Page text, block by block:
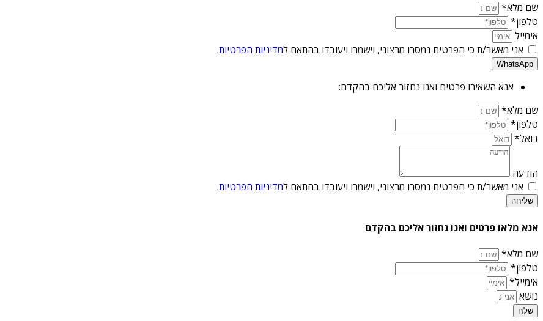
שם מלא*
טלפון*
אימייל
אני מאשר/ת כי הפרטים נמסרו מרצוני, וישמרו ויעובדו בהתאם למדיניות הפרטיות.
WhatsApp
אנא השאירו פרטים ואנו נחזור אליכם בהקדם:
שם מלא*
טלפון*
דואל*
הודעה
אני מאשר/ת כי הפרטים נמסרו מרצוני, וישמרו ויעובדו בהתאם למדיניות הפרטיות.
שליחה
אנא מלאו פרטים ואנו נחזור אליכם בהקדם
שם מלא*
טלפון*
אימייל*
נושא
שלח